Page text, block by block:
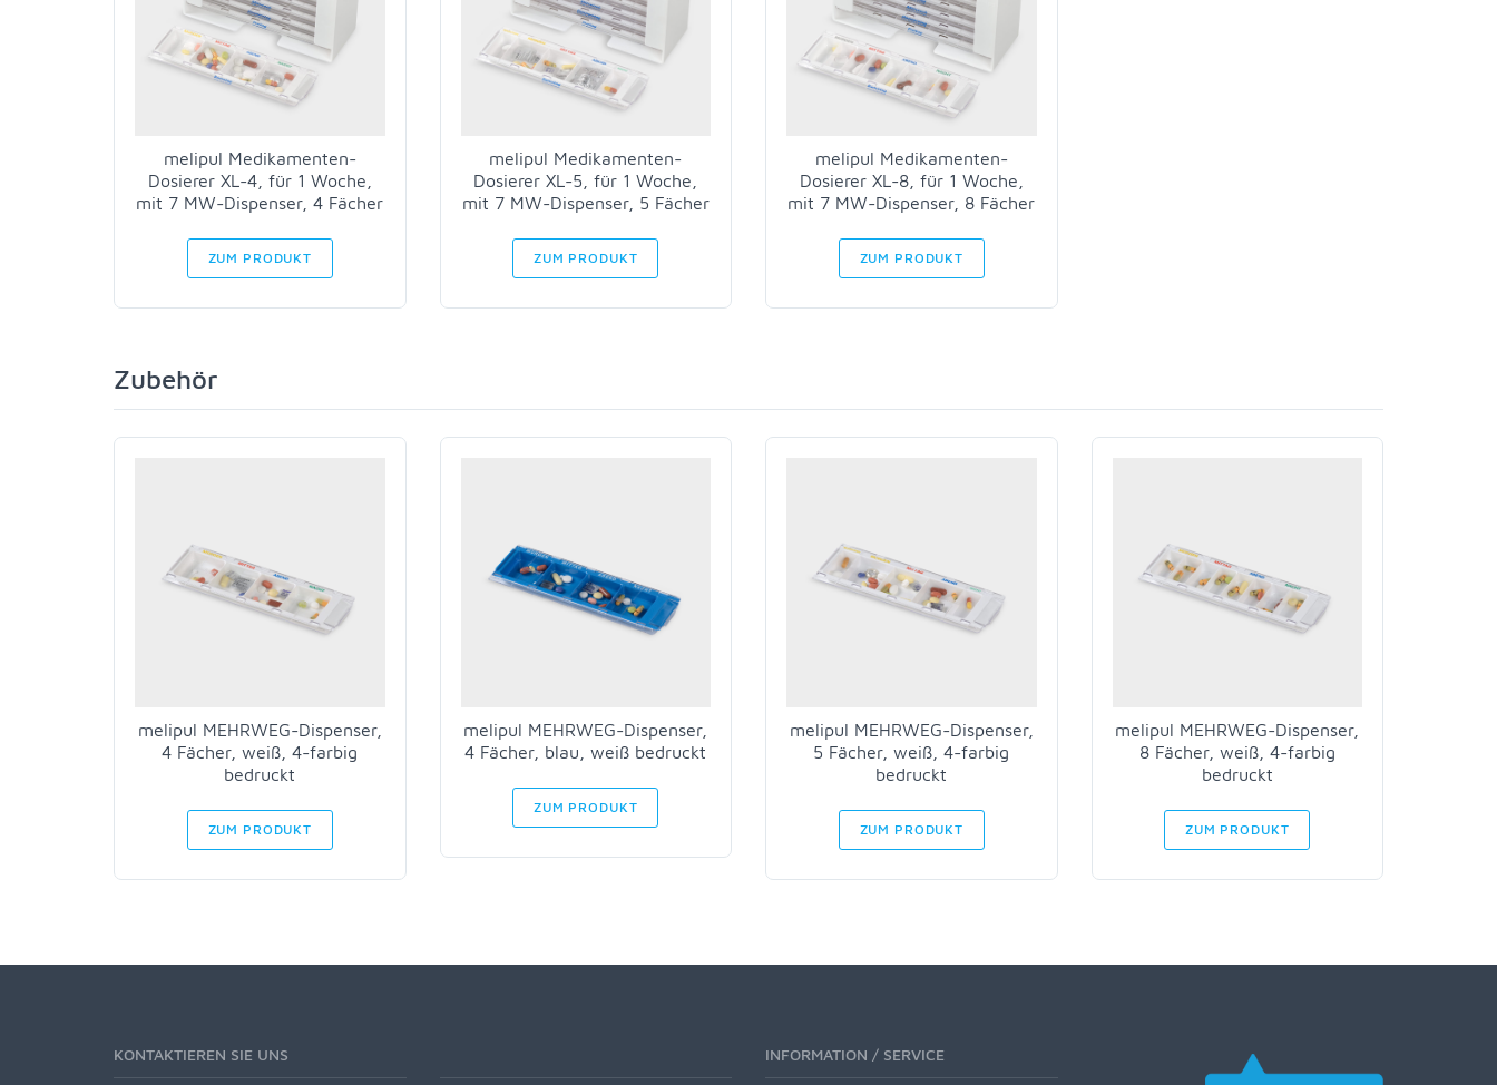
melipul Medikamenten-
Dosierer XL-4, für 1 Woche,
mit 7 MW-Dispenser, 4 Fächer
ZUM PRODUKT
melipul Medikamenten-
Dosierer XL-5, für 1 Woche,
mit 7 MW-Dispenser, 5 Fächer
ZUM PRODUKT
melipul Medikamenten-
Dosierer XL-8, für 1 Woche,
mit 7 MW-Dispenser, 8 Fächer
ZUM PRODUKT
Zubehör
melipul MEHRWEG-Dispenser,
4 Fächer, weiß, 4-farbig
bedruckt
ZUM PRODUKT
melipul MEHRWEG-Dispenser,
4 Fächer, blau, weiß bedruckt
ZUM PRODUKT
melipul MEHRWEG-Dispenser,
5 Fächer, weiß, 4-farbig
bedruckt
ZUM PRODUKT
melipul MEHRWEG-Dispenser,
8 Fächer, weiß, 4-farbig
bedruckt
ZUM PRODUKT
KONTAKTIEREN SIE UNS INFORMATION / SERVICE